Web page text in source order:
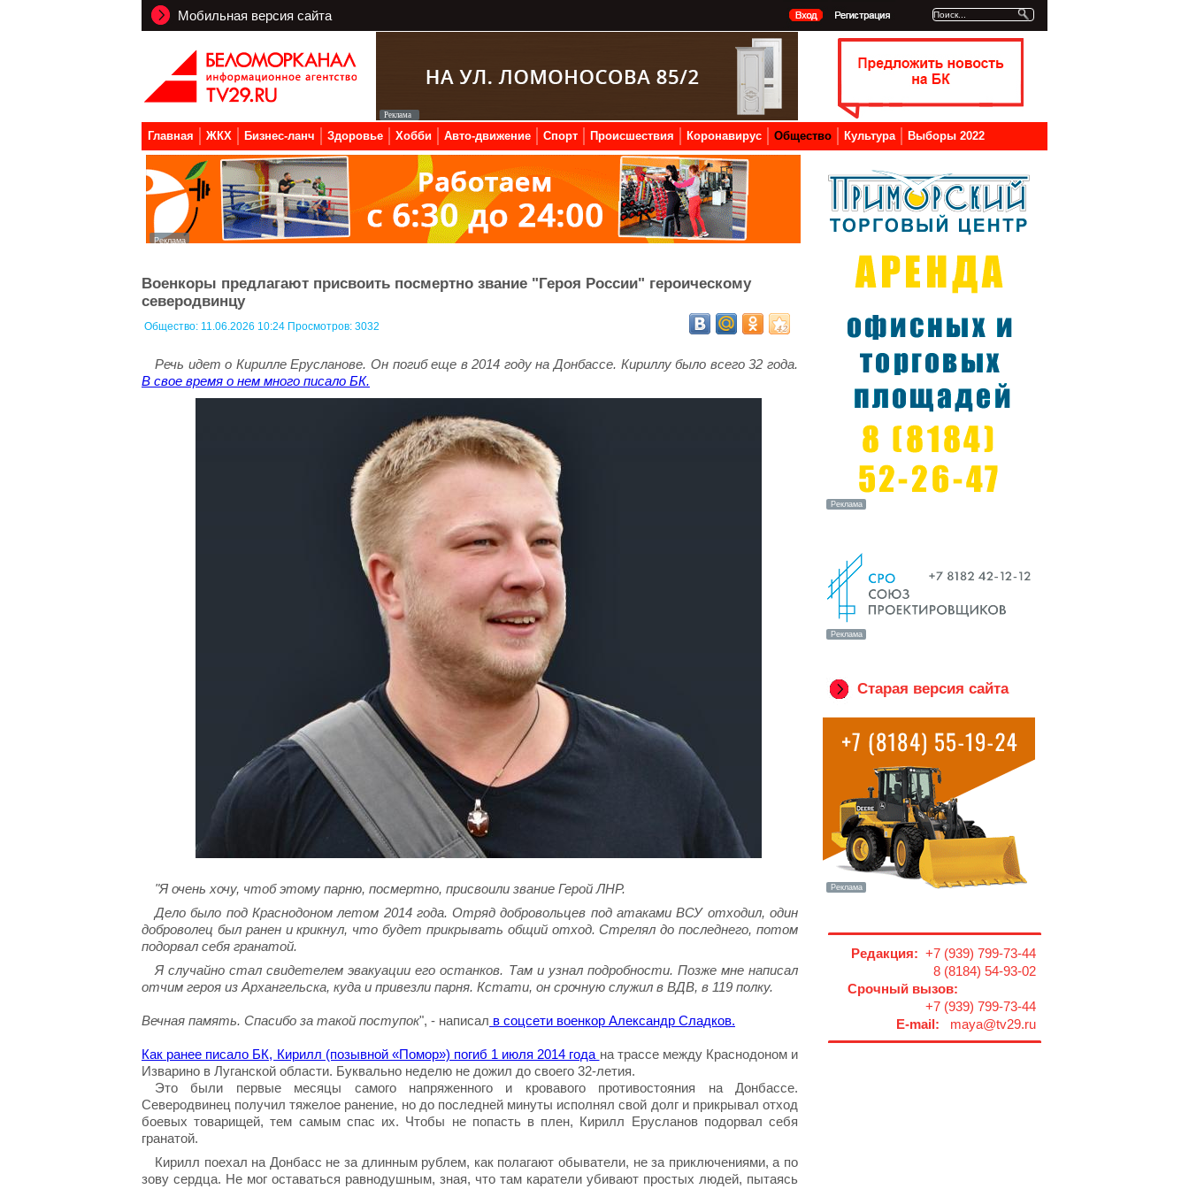
Мобильная версия сайта
Главная ЖКХ Бизнес-ланч Здоровье Хобби Авто-движение Спорт Происшествия Коронавирус Общество Культура Выборы 2022
Военкоры предлагают присвоить посмертно звание "Героя России" героическому
северодвинцу
Общество: 11.06.2026 10:24 Просмотров: 3032
Речь идет о Кирилле Ерусланове. Он погиб еще в 2014 году на Донбассе. Кириллу было всего 32 года.
В свое время о нем много писало БК.
"Я очень хочу, чтоб этому парню, посмертно, присвоили звание Герой ЛНР.
Дело было под Краснодоном летом 2014 года. Отряд добровольцев под атаками ВСУ отходил, один
доброволец был ранен и крикнул, что будет прикрывать общий отход. Стрелял до последнего, потом
подорвал себя гранатой.
Я случайно стал свидетелем эвакуации его останков. Там и узнал подробности. Позже мне написал
отчим героя из Архангельска, куда и привезли парня. Кстати, он срочную служил в ВДВ, в 119 полку.
Вечная память. Спасибо за такой поступок", - написал в соцсети военкор Александр Сладков.
Как ранее писало БК, Кирилл (позывной «Помор») погиб 1 июля 2014 года на трассе между Краснодоном и
Изварино в Луганской области. Буквально неделю не дожил до своего 32-летия.
Это были первые месяцы самого напряженного и кровавого противостояния на Донбассе.
Северодвинец получил тяжелое ранение, но до последней минуты исполнял свой долг и прикрывал отход
боевых товарищей, тем самым спас их. Чтобы не попасть в плен, Кирилл Ерусланов подорвал себя
гранатой.
Кирилл поехал на Донбасс не за длинным рублем, как полагают обыватели, не за приключениями, а по
зову сердца. Не мог оставаться равнодушным, зная, что там каратели убивают простых людей, пытаясь
Старая версия сайта
Редакция: +7 (939) 799-73-44
8 (8184) 54-93-02
Срочный вызов:
+7 (939) 799-73-44
E-mail: maya@tv29.ru